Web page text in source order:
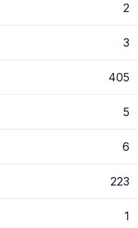
2
3
405
5
6
223
1